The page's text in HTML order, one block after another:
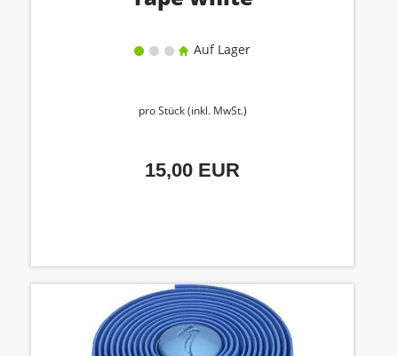
Auf Lager
pro Stück (inkl. MwSt.)
15,00 EUR